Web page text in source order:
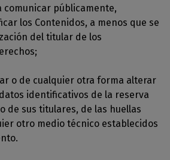
públicamente,
los Contenidos, a menos que se
del titular de los
o de cualquier otra forma alterar
identificativos de la reserva
de sus titulares, de las huellas
otro medio técnico establecidos